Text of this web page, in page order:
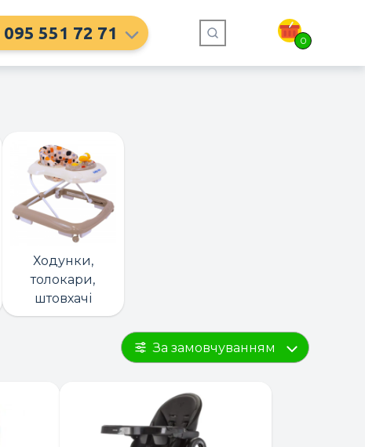
095 551 72 71 0
Ходунки,
толокари,
штовхачі
За замовчуванням